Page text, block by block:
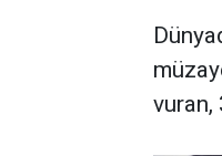
vuran,